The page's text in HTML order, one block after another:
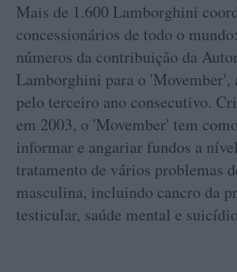
Mais de 1.600 Lamborghini
concessionários de todo o
números da contribuição da
Lamborghini para o 'Movember',
pelo terceiro ano consecutivo.
em 2003, o 'Movember' tem
informar e angariar fundos a
tratamento de vários problemas
masculina, incluindo cancro da
testicular, saúde mental e